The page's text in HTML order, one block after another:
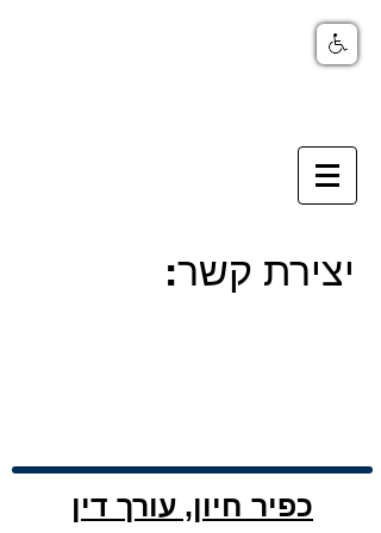
יצירת קשר:
כפיר חיון, עורך דין